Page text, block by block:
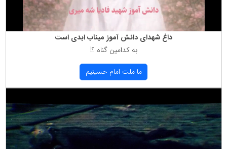
داغ شهدای دانش آموز میناب ابدی است
به كدامین گناه ؟!
ما ملت امام حسینیم